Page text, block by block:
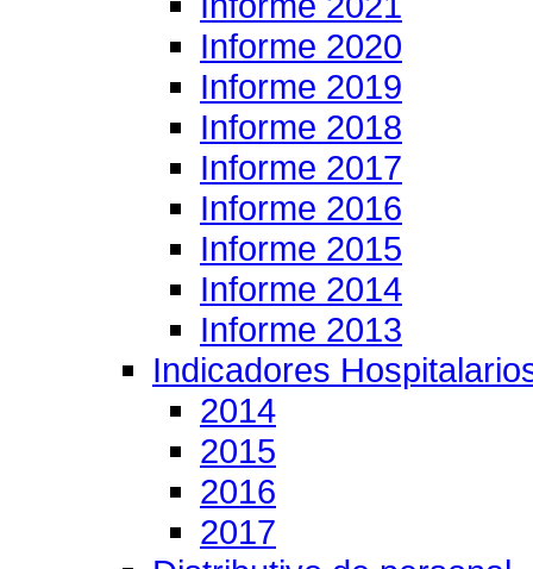
Informe 2020
Informe 2019
Informe 2018
Informe 2017
Informe 2016
Informe 2015
Informe 2014
Informe 2013
Indicadores
2014
2015
2016
2017